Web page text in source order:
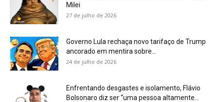
Milei
27 de julho de 2026
Governo Lula rechaça novo tarifaço de Trump
ancorado em mentira sobre...
24 de julho de 2026
Enfrentando desgastes e isolamento, Flávio
Bolsonaro diz ser “uma pessoa altamente...